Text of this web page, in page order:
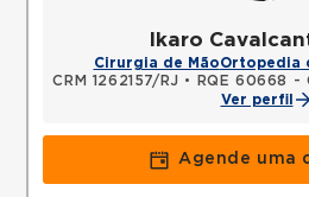
Ikaro
Cirurgia de MãoOrtopedia
CRM 1262157/RJ •
RQE 60668 -
Ver perfil
Agende uma